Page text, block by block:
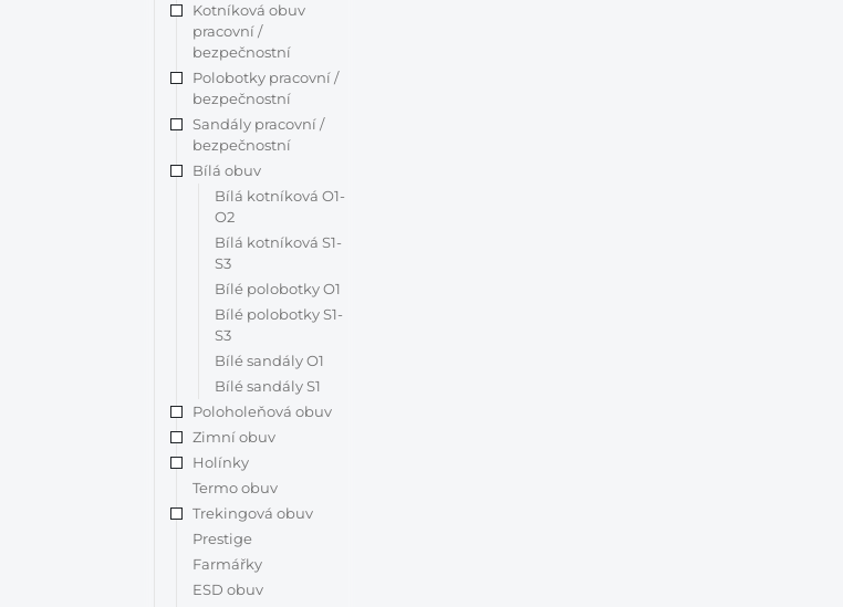
Kotníková obuv
pracovní /
bezpečnostní
Polobotky pracovní /
bezpečnostní
Sandály pracovní /
bezpečnostní
Bílá obuv
Bílá kotníková O1-
O2
Bílá kotníková S1-
S3
Bílé polobotky O1
Bílé polobotky S1-
S3
Bílé sandály O1
Bílé sandály S1
Poloholeňová obuv
Zimní obuv
Holínky
Termo obuv
Trekingová obuv
Prestige
Farmářky
ESD obuv